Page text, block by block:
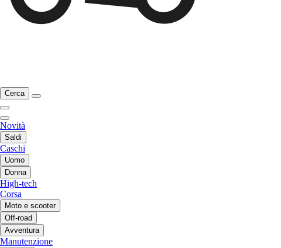
Cerca
Novità
Saldi
Caschi
Uomo
Donna
High-tech
Corsa
Moto e scooter
Off-road
Avventura
Manutenzione